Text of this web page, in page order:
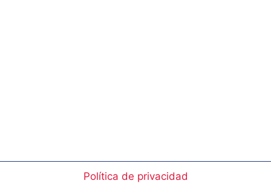
Política de privacidad